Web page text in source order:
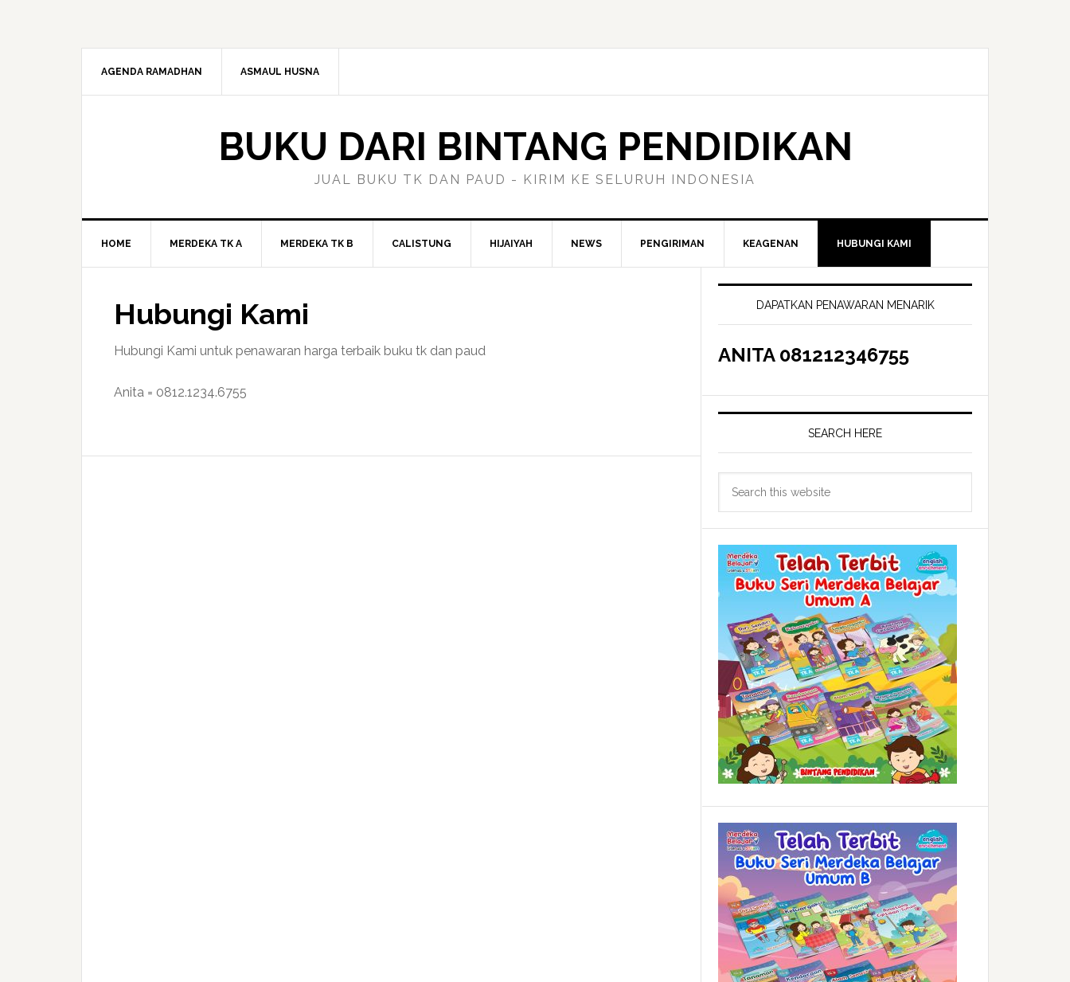
AGENDA RAMADHAN ASMAUL HUSNA
BUKU DARI BINTANG PENDIDIKAN
JUAL BUKU TK DAN PAUD - KIRIM KE SELURUH INDONESIA
HOME MERDEKA TK A MERDEKA TK B CALISTUNG HIJAIYAH NEWS PENGIRIMAN KEAGENAN HUBUNGI KAMI
Hubungi Kami
Hubungi Kami untuk penawaran harga terbaik buku tk dan paud
Anita = 0812.1234.6755
Primary
SidebarDAPATKAN PENAWARAN MENARIK
ANITA 081212346755
SEARCH HERE